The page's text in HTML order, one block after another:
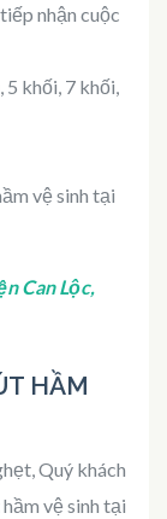
nhận cuộc
5 khối, 7 khối,
vệ sinh tại
Can Lộc,
HẦM
Quý khách
vệ sinh tại